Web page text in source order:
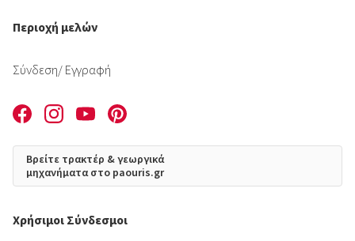
Περιοχή μελών
Σύνδεση/ Εγγραφή
Βρείτε τρακτέρ & γεωργικά
μηχανήματα στο paouris.gr
Χρήσιμοι Σύνδεσμοι